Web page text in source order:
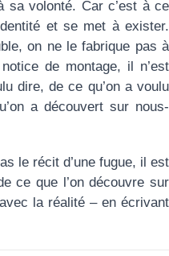
sa volonté. Car c’est à ce
et se met à exister.
on ne le fabrique pas à
de montage, il n’est
dire, de ce qu’on a voulu
a découvert sur nous-
le récit d’une fugue, il est
ce que l’on découvre sur
la réalité – en écrivant